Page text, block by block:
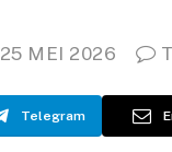
25 MEI 2026
Telegram